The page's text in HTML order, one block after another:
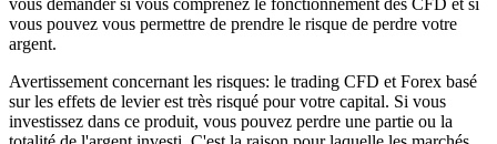
vous pouvez vous permettre de prendre le risque de perdre votre
argent.
Avertissement concernant les risques: le trading CFD et Forex basé
sur les effets de levier est très risqué pour votre capital. Si vous
investissez dans ce produit, vous pouvez perdre une partie ou la